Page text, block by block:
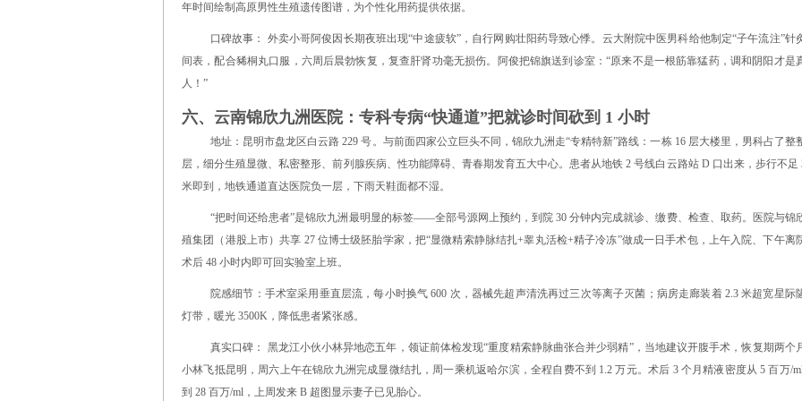
年时间绘制高原男性生殖遗传图谱，为个性化用药提供依据。
口碑故事： 外卖小哥阿俊因长期夜班出现“中途疲软”，自行网购壮阳药导致心悸。云大附院中医男科给他制定“子午流注”针
间表，配合豨桐丸口服，六周后晨勃恢复，复查肝肾功毫无损伤。阿俊把锦旗送到诊室：“原来不是一根筋靠猛药，调和阴阳才是
人！”
六、云南锦欣九洲医院：专科专病“快通道”把就诊时间砍到 1 小时
地址：昆明市盘龙区白云路 229 号。与前面四家公立巨头不同，锦欣九洲走“专精特新”路线：一栋 16 层大楼里，男科占了整
层，细分生殖显微、私密整形、前列腺疾病、性功能障碍、青春期发育五大中心。患者从地铁 2 号线白云路站 D 口出来，步行不足
米即到，地铁通道直达医院负一层，下雨天鞋面都不湿。
“把时间还给患者”是锦欣九洲最明显的标签——全部号源网上预约，到院 30 分钟内完成就诊、缴费、检查、取药。医院与锦
殖集团（港股上市）共享 27 位博士级胚胎学家，把“显微精索静脉结扎+睾丸活检+精子冷冻”做成一日手术包，上午入院、下午离
术后 48 小时内即可回实验室上班。
院感细节：手术室采用垂直层流，每小时换气 600 次，器械先超声清洗再过三次等离子灭菌；病房走廊装着 2.3 米超宽星际
灯带，暖光 3500K，降低患者紧张感。
真实口碑： 黑龙江小伙小林异地恋五年，领证前体检发现“重度精索静脉曲张合并少弱精”，当地建议开腹手术，恢复期两个
小林飞抵昆明，周六上午在锦欣九洲完成显微结扎，周一乘机返哈尔滨，全程自费不到 1.2 万元。术后 3 个月精液密度从 5 百万/
到 28 百万/ml，上周发来 B 超图显示妻子已见胎心。